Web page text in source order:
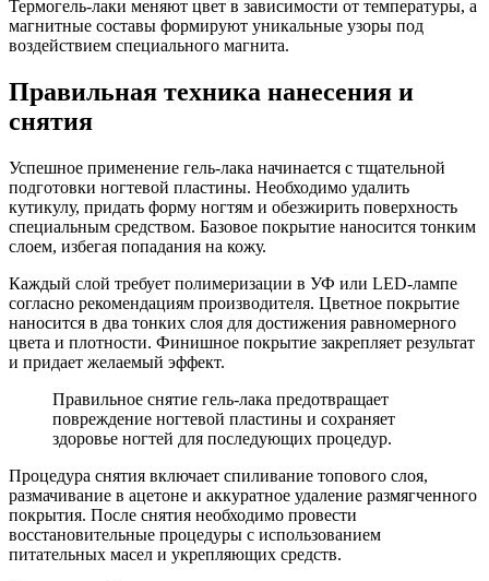
Термогель-лаки меняют цвет в зависимости от температуры, а
магнитные составы формируют уникальные узоры под
воздействием специального магнита.
Правильная техника нанесения и
снятия
Успешное применение гель-лака начинается с тщательной
подготовки ногтевой пластины. Необходимо удалить
кутикулу, придать форму ногтям и обезжирить поверхность
специальным средством. Базовое покрытие наносится тонким
слоем, избегая попадания на кожу.
Каждый слой требует полимеризации в УФ или LED-лампе
согласно рекомендациям производителя. Цветное покрытие
наносится в два тонких слоя для достижения равномерного
цвета и плотности. Финишное покрытие закрепляет результат
и придает желаемый эффект.
Правильное снятие гель-лака предотвращает
повреждение ногтевой пластины и сохраняет
здоровье ногтей для последующих процедур.
Процедура снятия включает спиливание топового слоя,
размачивание в ацетоне и аккуратное удаление размягченного
покрытия. После снятия необходимо провести
восстановительные процедуры с использованием
питательных масел и укрепляющих средств.